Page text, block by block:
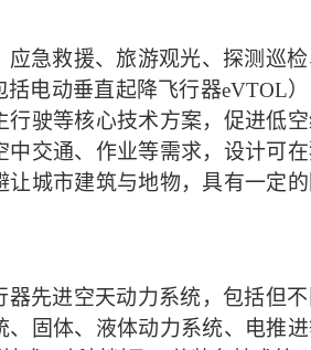
急救援、旅游观光、探测巡
电动垂直起降飞行器eVTOL
驶等核心技术方案，促进低空
交通、作业等需求，设计可
城市建筑与地物，具有一定
先进空天动力系统，包括但
固体、液体动力系统、电推